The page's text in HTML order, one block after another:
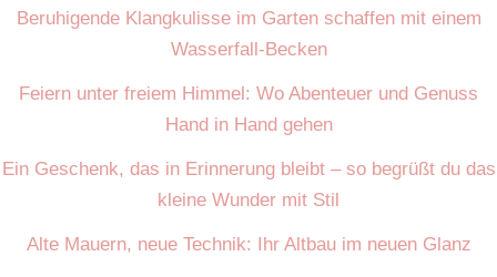
Beruhigende Klangkulisse im Garten schaffen mit einem
Wasserfall-Becken
Feiern unter freiem Himmel: Wo Abenteuer und Genuss
Hand in Hand gehen
Ein Geschenk, das in Erinnerung bleibt – so begrüßt du das
kleine Wunder mit Stil
Alte Mauern, neue Technik: Ihr Altbau im neuen Glanz